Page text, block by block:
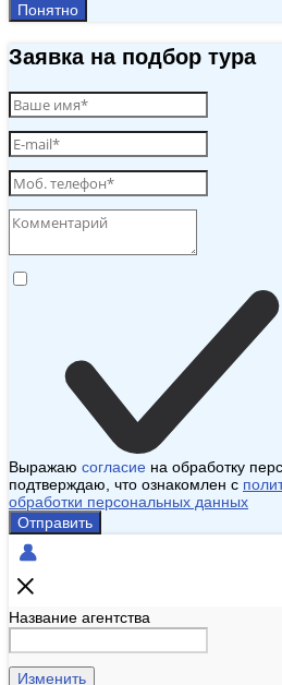
Понятно
Заявка на подбор тура
Выражаю согласие на обработку
подтверждаю, что ознакомлен с
обработки персональных данных
Отправить
Название агентства
Изменить